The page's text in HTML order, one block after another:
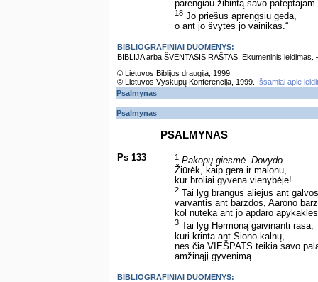
parengiau žibintą savo pateptajam.
18 Jo priešus aprengsiu gėda,
o ant jo švytės jo vainikas.“
BIBLIOGRAFINIAI DUOMENYS:
BIBLIJA arba ŠVENTASIS RAŠTAS. Ekumeninis
© Lietuvos Biblijos draugija, 1999
© Lietuvos Vyskupų Konferencija, 1999.
Išsamiai apie
Psalmynas
Psalmynas
PSALMYNAS
Ps 133 1 Pakopų giesmė. Dovydo.
Žiūrėk, kaip gera ir malonu,
kur broliai gyvena vienybėje!
2 Tai lyg brangus aliejus ant
varvantis ant barzdos, Aarono
kol nuteka ant jo apdaro
3 Tai lyg Hermoną gaivinanti rasa,
kuri krinta ant Siono kalnų,
nes čia VIEŠPATS teikia savo
amžinąjį gyvenimą.
BIBLIOGRAFINIAI DUOMENYS: